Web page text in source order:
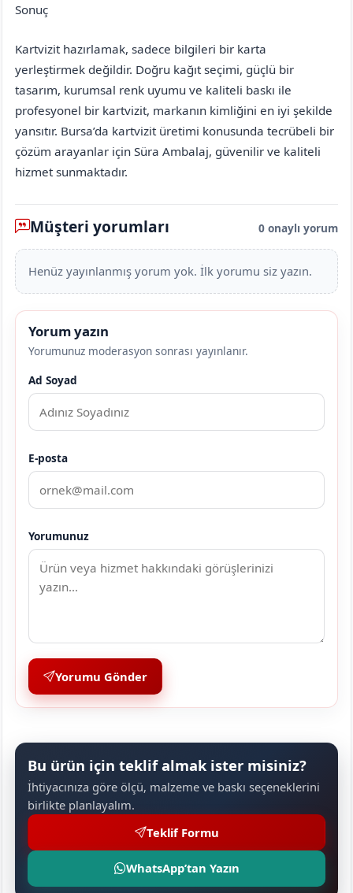
Sonuç
Kartvizit hazırlamak, sadece bilgileri bir karta
yerleştirmek değildir. Doğru kağıt seçimi, güçlü bir
tasarım, kurumsal renk uyumu ve kaliteli baskı ile
profesyonel bir kartvizit, markanın kimliğini en iyi şekilde
yansıtır. Bursa’da kartvizit üretimi konusunda tecrübeli bir
çözüm arayanlar için Süra Ambalaj, güvenilir ve kaliteli
hizmet sunmaktadır.
Müşteri yorumları 0 onaylı yorum
Henüz yayınlanmış yorum yok. İlk yorumu siz yazın.
Yorum yazın
Yorumunuz moderasyon sonrası yayınlanır.
Ad Soyad
E-posta
Yorumunuz
Yorumu Gönder
Bu ürün için teklif almak ister misiniz?
İhtiyacınıza göre ölçü, malzeme ve baskı seçeneklerini
birlikte planlayalım.
Teklif Formu
WhatsApp’tan Yazın